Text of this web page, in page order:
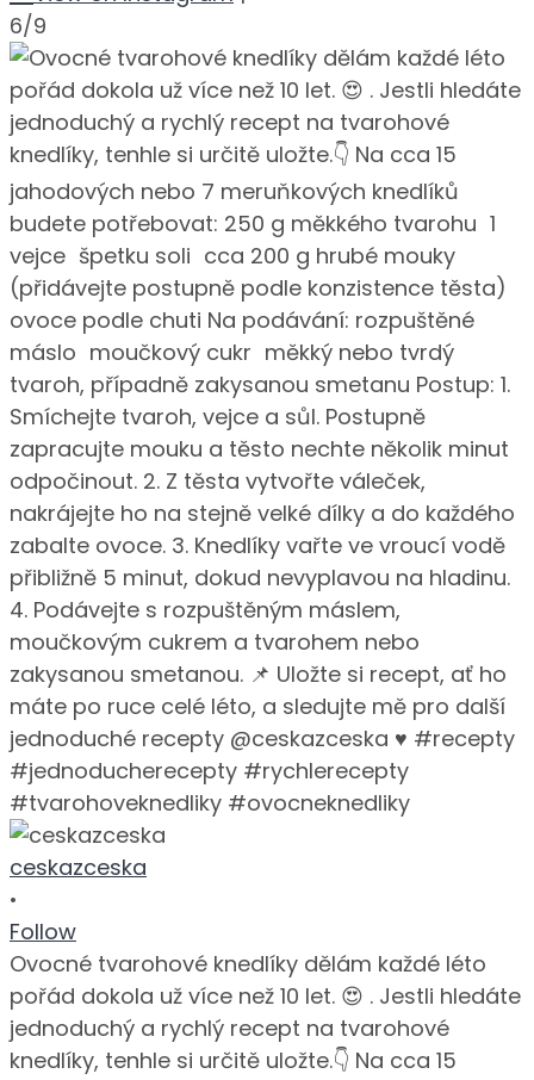
6/9
ceskazceska
•
Follow
Ovocné tvarohové knedlíky dělám každé léto
pořád dokola už více než 10 let. 😍 . Jestli hledáte
jednoduchý a rychlý recept na tvarohové
knedlíky, tenhle si určitě uložte.👇 Na cca 15